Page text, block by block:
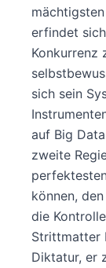
erfindet
Konkurrenz
sich sein
auf Big
zweite
können,
die
Strittmatter
Diktatur, er